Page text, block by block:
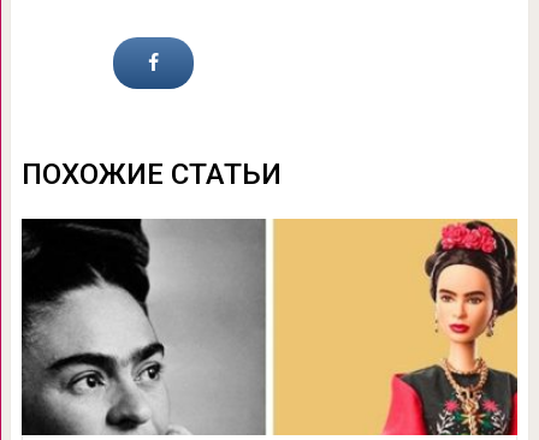
ПОХОЖИЕ СТАТЬИ